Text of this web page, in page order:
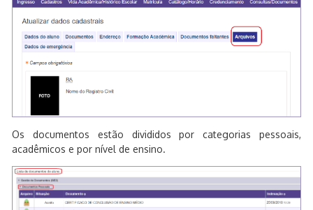
Os documentos estão divididos por categorias pessoais,
acadêmicos e por nível de ensino.